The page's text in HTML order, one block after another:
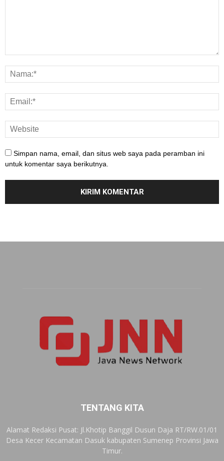
Simpan nama, email, dan situs web saya pada peramban ini
untuk komentar saya berikutnya.
TENTANG KITA
Alamat Redaksi Pusat: Jl.Khotip Banggil Dusun Daja RT/RW.01/01
Desa Kecer Kecamatan Dasuk kabupaten Sumenep Provinsi Jawa
Timur.